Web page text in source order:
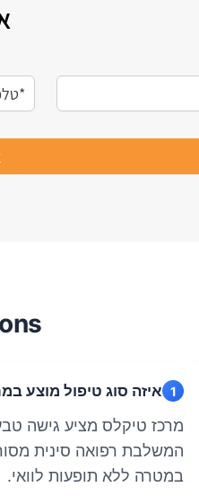
1 איזה סוג טיפול מוצע
מרכז טיקלס מציע גישה
המשלבת רפואה סינית
במטרה ללא תופעות לוואי.